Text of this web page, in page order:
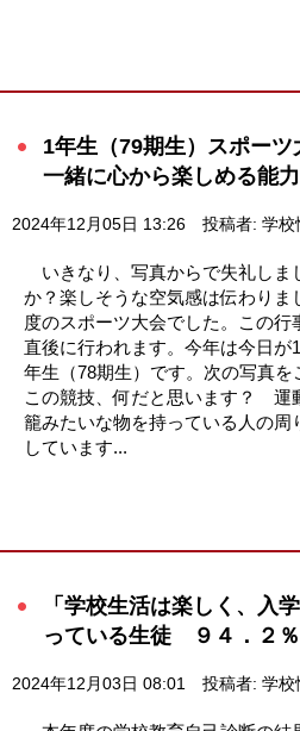
1年生（79期生）スポー
一緒に心から楽しめる能
2024年12月05日 13:26 投稿者: 学校
いきなり、写真からで失礼しま
か？楽しそうな空気感は伝わり
度のスポーツ大会でした。この行
直後に行われます。今年は今日が
年生（78期生）です。次の写真
この競技、何だと思います？ 運
籠みたいな物を持っている人の周
しています...
「学校生活は楽しく、入
っている生徒 ９４．２％
2024年12月03日 08:01 投稿者: 学校